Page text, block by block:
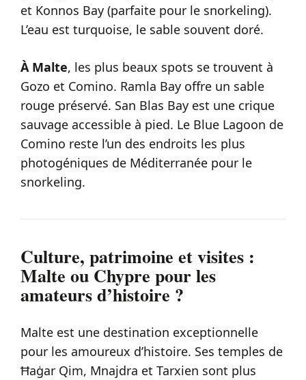
et Konnos Bay (parfaite pour le snorkeling).
L’eau est turquoise, le sable souvent doré.
À Malte, les plus beaux spots se trouvent à
Gozo et Comino. Ramla Bay offre un sable
rouge préservé. San Blas Bay est une crique
sauvage accessible à pied. Le Blue Lagoon de
Comino reste l’un des endroits les plus
photogéniques de Méditerranée pour le
snorkeling.
Culture, patrimoine et visites :
Malte ou Chypre pour les
amateurs d’histoire ?
Malte est une destination exceptionnelle
pour les amoureux d’histoire. Ses temples de
Ħaġar Qim, Mnajdra et Tarxien sont plus